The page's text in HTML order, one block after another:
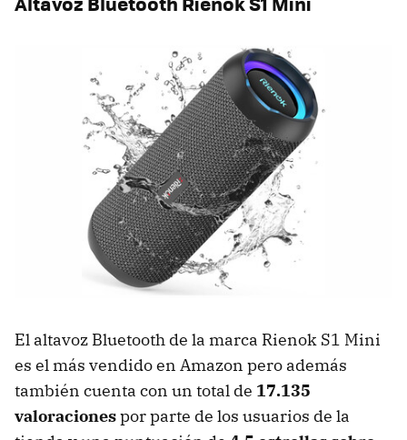
El altavoz Bluetooth de la marca Rienok S1 Mini
es el más vendido en Amazon pero además
también cuenta con un total de 17.135
valoracionespor parte de los usuarios de la